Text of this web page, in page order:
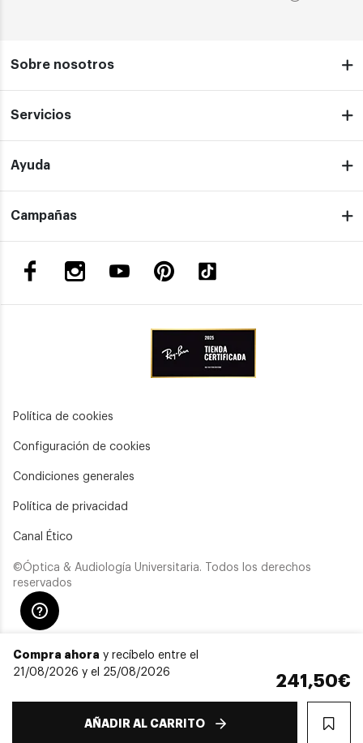
Compra ahora y recíbelo entre el
21/08/2026 y el 25/08/2026
241,50€
AÑADIR AL CARRITO
Sobre nosotros
Servicios
Ayuda
Campañas
Política de cookies
Configuración de cookies
Condiciones generales
Política de privacidad
Canal Ético
©Óptica & Audiología Universitaria. Todos los derechos
reservados